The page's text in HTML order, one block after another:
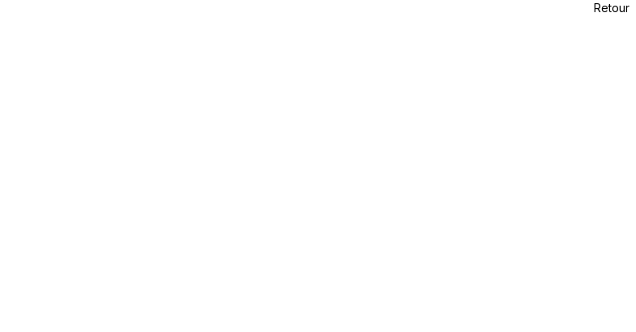
Retour